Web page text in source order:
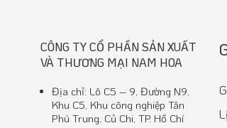
CÔNG TY CỔ PHẦN SẢN XUẤT
VÀ THƯƠNG MẠI NAM HOA
Địa chỉ: Lô C5 – 9, Đường N9,
Khu C5, Khu công nghiệp Tân
Phú Trung, Củ Chi, TP. Hồ Chí